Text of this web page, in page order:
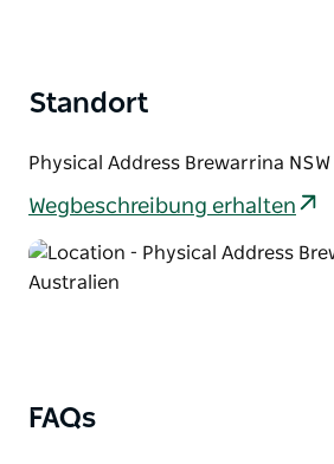
Erleben Sie eine Dreamtime-
beobachten, sehen und hören
einheimischen Aborigine-Kinder
Lassen Sie sich von Ihrem lokalen
Kleidung und Schuhe mit. Die
Standort
Physical Address Brewarrina
Wegbeschreibung erhalten
FAQs